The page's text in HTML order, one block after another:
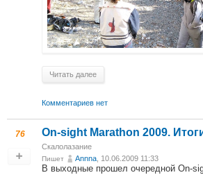
Читать далее
Комментариев нет
76 On-sight Marathon 2009.
Скалолазание
Пишет Annna , 10.06.2009 11:33
В выходные прошел очередной On-